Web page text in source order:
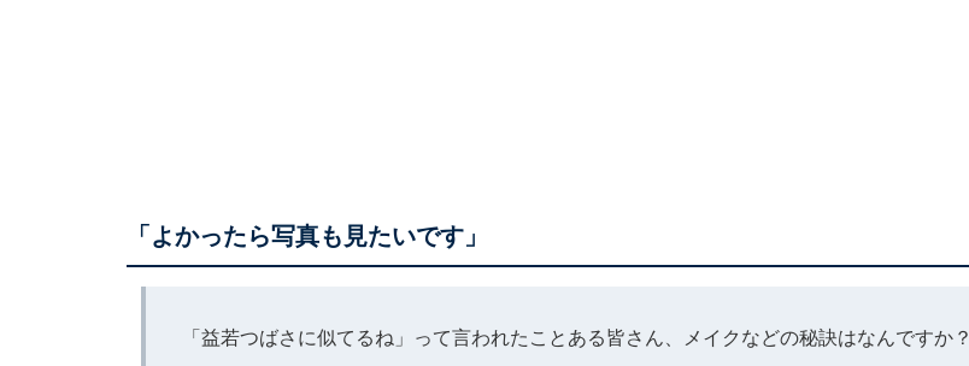
「よかったら写真も見たいです」
「益若つばさに似てるね」って言われたことある皆さん、メイクなどの秘訣はなんですか？